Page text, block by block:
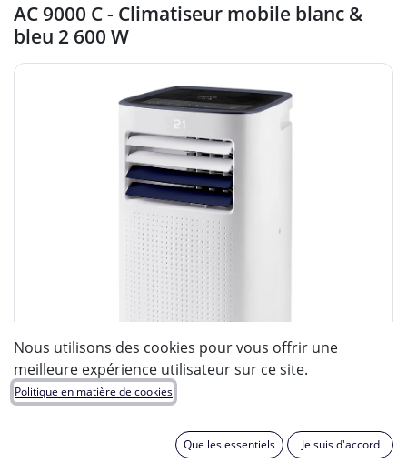
AC 9000 C - Climatiseur mobile blanc &
bleu 2 600 W
Nous utilisons des cookies pour vous offrir une
meilleure expérience utilisateur sur ce site.
Politique en matière de cookies
Que les essentiels Je suis d'accord